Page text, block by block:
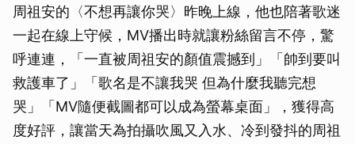
周祖安的〈不想再讓你哭〉昨晚上線，他也陪著歌迷
一起在線上守候，MV播出時就讓粉絲留言不停，驚
呼連連，「一直被周祖安的顏值震撼到」「帥到要叫
救護車了」「歌名是不讓我哭 但為什麼我聽完想
哭」「MV隨便截圖都可以成為螢幕桌面」，獲得高
度好評，讓當天為拍攝吹風又入水、冷到發抖的周祖